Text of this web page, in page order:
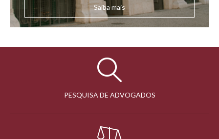
Saiba mais
PESQUISA DE ADVOGADOS